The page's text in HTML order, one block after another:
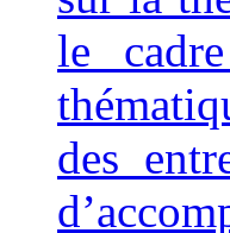
le
des